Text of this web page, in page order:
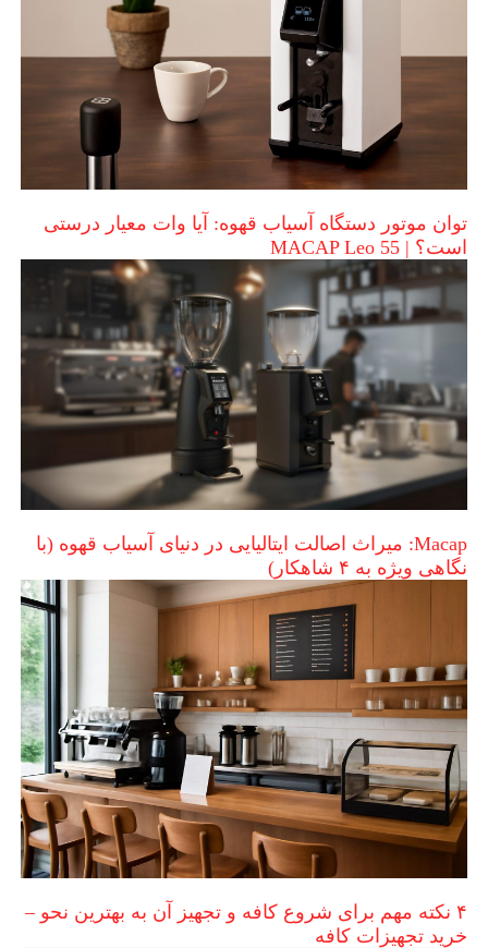
توان موتور دستگاه آسیاب قهوه: آیا وات معیار درستی
است؟ | MACAP Leo 55
Macap: میراث اصالت ایتالیایی در دنیای آسیاب قهوه (با
نگاهی ویژه به ۴ شاهکار)
۴ نکته مهم برای شروع کافه و تجهیز آن به بهترین نحو –
خرید تجهیزات کافه